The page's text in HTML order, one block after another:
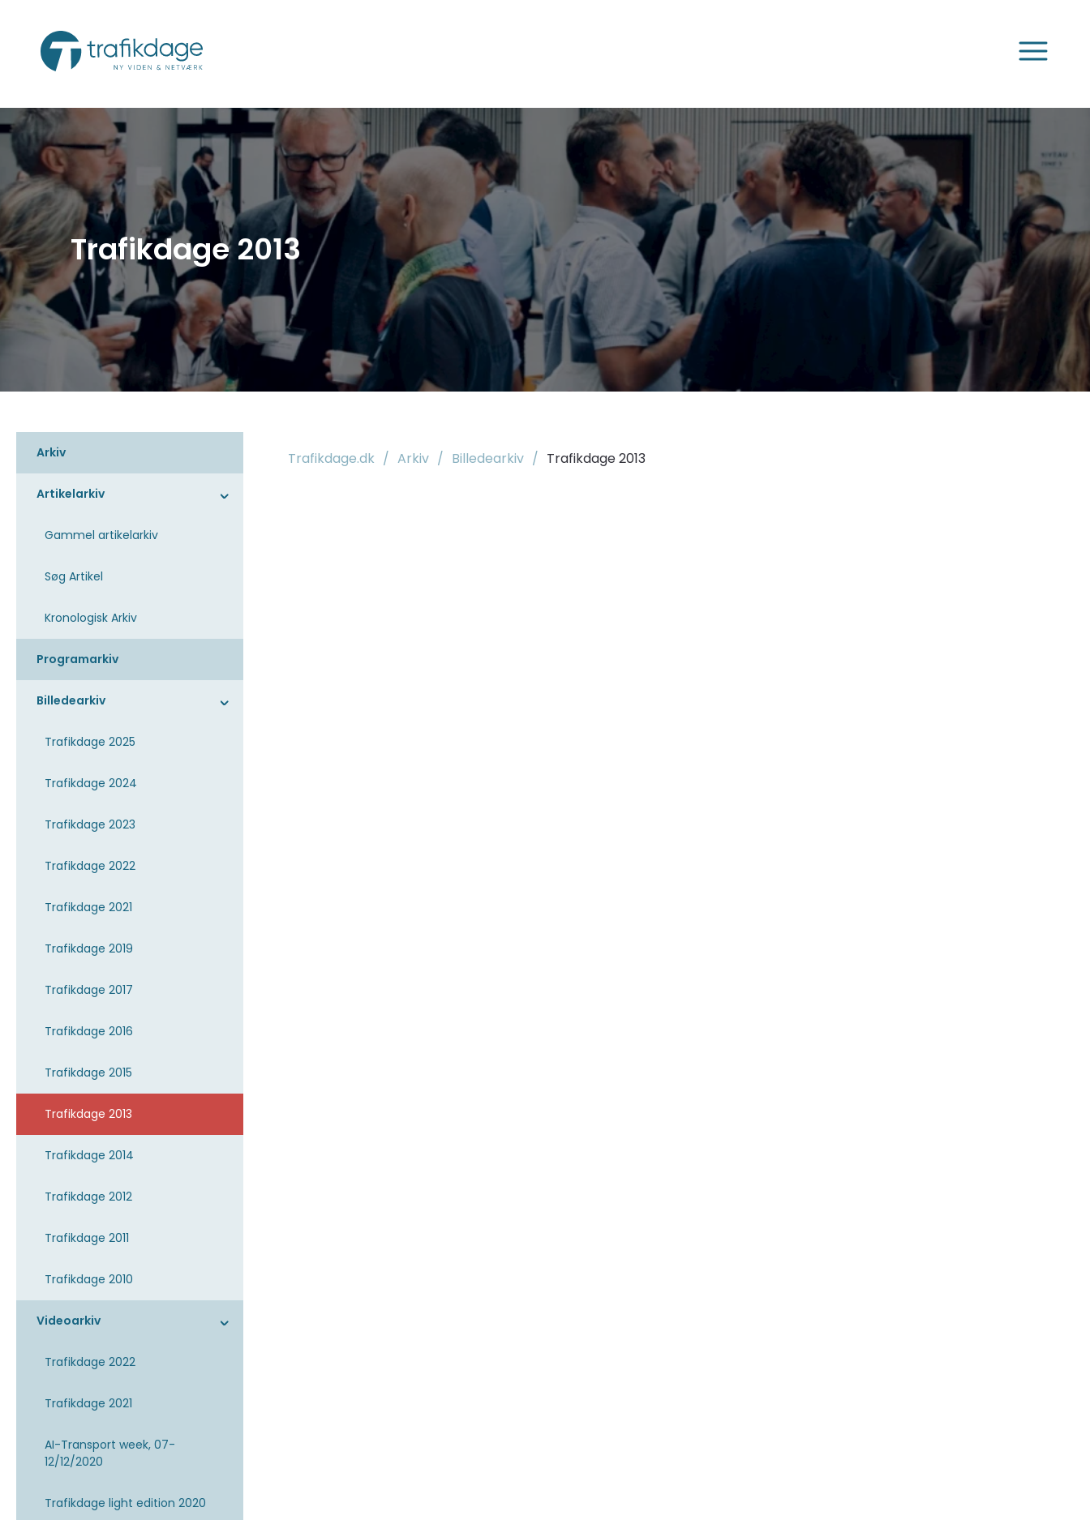
Trafikdage 2013
Arkiv
Artikelarkiv
Gammel artikelarkiv
Søg Artikel
Kronologisk Arkiv
Programarkiv
Billedearkiv
Trafikdage 2025
Trafikdage 2024
Trafikdage 2023
Trafikdage 2022
Trafikdage 2021
Trafikdage 2019
Trafikdage 2017
Trafikdage 2016
Trafikdage 2015
Trafikdage 2013
Trafikdage 2014
Trafikdage 2012
Trafikdage 2011
Trafikdage 2010
Videoarkiv
Trafikdage 2022
Trafikdage 2021
AI-Transport week, 07-
12/12/2020
Trafikdage light edition 2020
Trafikdage.dk / Arkiv / Billedearkiv / Trafikdage 2013